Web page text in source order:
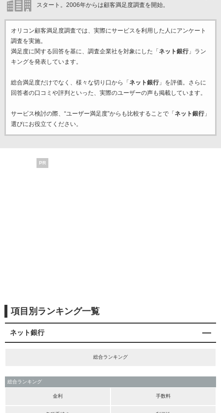
スタート。2006年からは顧客満足度調査を開始。
オリコン顧客満足度調査では、実際にサービスを利用した 人にアンケート
調査を実施。
満足度に関する回答を基に、調査企業社を対象にした「 ネット銀行」ラン
キングを発表しています。
総合満足度だけでなく、様々な切り口から「 ネット銀行」を評価。さらに
回答者の口コミや評判といった、実際のユーザーの声も掲載しています。
サービス検討の際、“ユーザー満足度”からも比較することで「 ネット銀行」
選びにお役立てください。
PR
項目別ランキング一覧
ネット銀行
総合ランキング
総合ランキング
金利 手数料